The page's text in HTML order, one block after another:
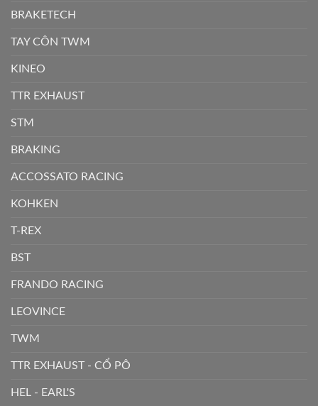
BRAKETECH
TAY CÔN TWM
KINEO
TTR EXHAUST
STM
BRAKING
ACCOSSATO RACING
KOHKEN
T-REX
BST
FRANDO RACING
LEOVINCE
TWM
TTR EXHAUST - CỔ PÔ
HEL - EARL'S